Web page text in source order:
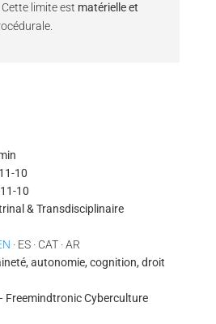
limite est matérielle et
10
10
& Transdisciplinaire
· ES · CAT · AR
autonomie, cognition, droit
Freemindtronic Cyberculture